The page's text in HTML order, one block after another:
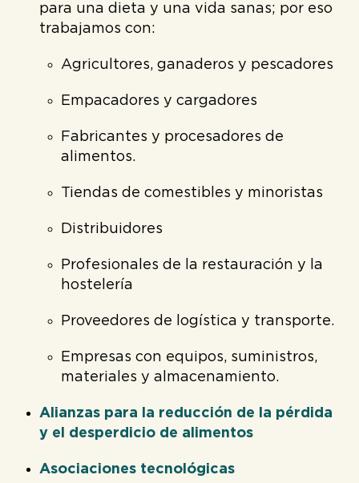
para una dieta y una vida sanas; por eso
trabajamos con:
Agricultores, ganaderos y pescadores
Empacadores y cargadores
Fabricantes y procesadores de
alimentos.
Tiendas de comestibles y minoristas
Distribuidores
Profesionales de la restauración y la
hostelería
Proveedores de logística y transporte.
Empresas con equipos, suministros,
materiales y almacenamiento.
Alianzas para la reducción de la pérdida
y el desperdicio de alimentos
Asociaciones tecnológicas